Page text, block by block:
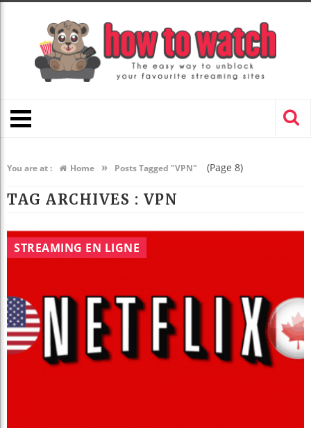
You are at : Home » Posts Tagged "VPN" (Page 8)
TAG ARCHIVES : VPN
STREAMING EN LIGNE